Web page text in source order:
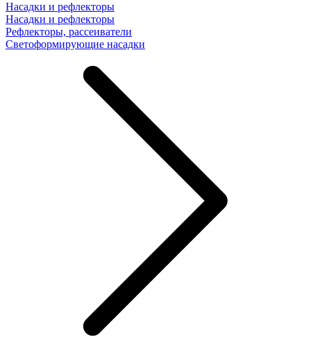
Насадки и рефлекторы
Насадки и рефлекторы
Рефлекторы, рассеиватели
Светоформирующие насадки